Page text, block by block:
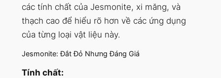
các tính chất của Jesmonite, xi măng, và
thạch cao để hiểu rõ hơn về các ứng dụng
của từng loại vật liệu này.
Jesmonite: Đắt Đỏ Nhưng Đáng Giá
Tính chất: